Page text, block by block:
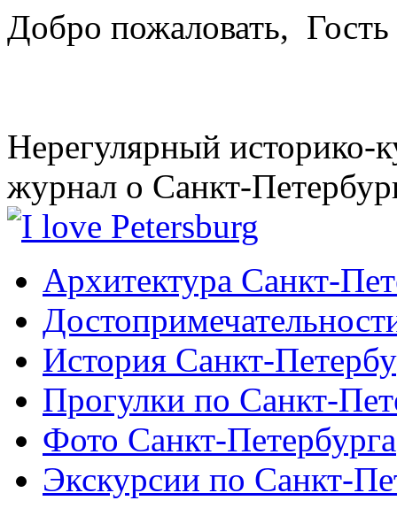
Добро пожаловать, Гость
Нерегулярный историко-
журнал о Санкт-
Архитектура Санкт-
История Санкт-
Прогулки по Санкт-
Фото Санкт-Петербурга
Экскурсии по Санкт-